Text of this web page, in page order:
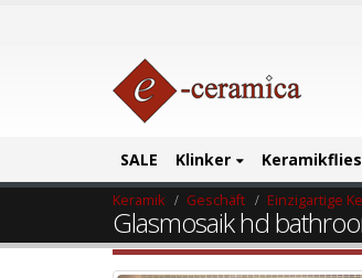
SALE Klinker
Keramik Geschäft Einzigartige
Glasmosaik hd